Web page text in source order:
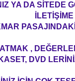
YA DA SİTEDE
,
DVD